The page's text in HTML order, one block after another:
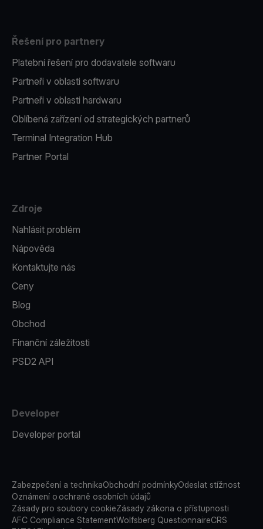
Řešení pro partnery
Platební řešení pro dodavatele softwaru
Partneři v oblasti softwaru
Partneři v oblasti hardwaru
Oblíbená zařízení od strategických partnerů
Terminal Integration Hub
Partner Portal
Zdroje
Nahlásit problém
Nápověda
Kontaktujte nás
Ceny
Blog
Obchod
Finanční záležitosti
PSD2 API
Developer
Developer portal
Zabezpečení a technikaObchodní podmínkyOdeslat stížnost
Oznámení o ochraně osobních údajů
Zásady pro soubory cookieZásady zákona o přístupnosti
AFC Compliance StatementWolfsberg QuestionnaireCRS